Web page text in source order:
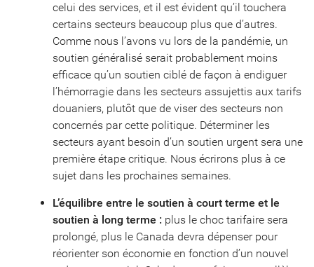
celui des services, et il est évident qu’il touchera
certains secteurs beaucoup plus que d’autres.
Comme nous l’avons vu lors de la pandémie, un
soutien généralisé serait probablement moins
efficace qu’un soutien ciblé de façon à endiguer
l’hémorragie dans les secteurs assujettis aux tarifs
douaniers, plutôt que de viser des secteurs non
concernés par cette politique. Déterminer les
secteurs ayant besoin d’un soutien urgent sera une
première étape critique. Nous écrirons plus à ce
sujet dans les prochaines semaines.
L’équilibre entre le soutien à court terme et le
soutien à long terme : plus le choc tarifaire sera
prolongé, plus le Canada devra dépenser pour
réorienter son économie en fonction d’un nouvel